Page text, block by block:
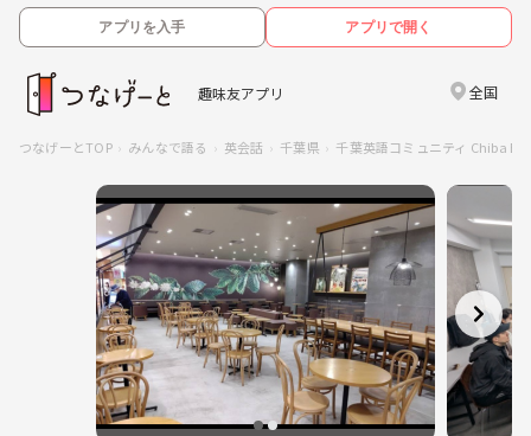
アプリを入手 アプリで開く
趣味友アプリ 全国
つなげーとTOP みんなで語る 英会話 千葉県 千葉英語コミュニティ Chiba